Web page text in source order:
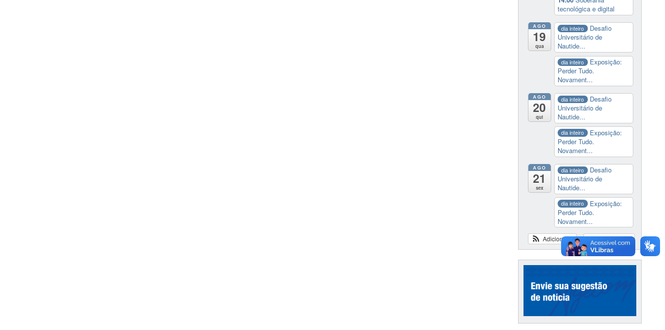
tecnológica e digital
AGO
19
qua
dia inteiro
Desafio
Universitário de
Nautide...
dia inteiro
Exposição:
Perder Tudo.
Novament...
AGO
20
qui
dia inteiro
Desafio
Universitário de
Nautide...
dia inteiro
Exposição:
Perder Tudo.
Novament...
AGO
21
sex
dia inteiro
Desafio
Universitário de
Nautide...
dia inteiro
Exposição:
Perder Tudo.
Novament...
Ver calendário
Adicionar